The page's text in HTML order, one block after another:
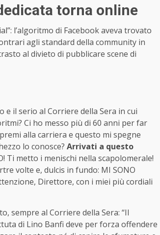
torna online
l’algoritmo di Facebook aveva trovato
agli standard della community in
al divieto di pubblicare scene di
il serio al Corriere della Sera in cui
Ci ho messo più di 60 anni per far
alla carriera e questo mi spegne
lo conosce? Arrivati a questo
Ti metto i menischi nella scapolomerale!
volte e, dulcis in fundo: MI SONO
Direttore, con i miei più cordiali
sempre al Corriere della Sera: “Il
di Lino Banfi deve per forza offendere